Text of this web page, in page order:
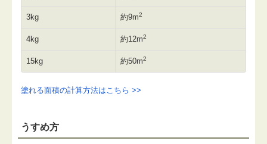
3kg 約9m2
4kg 約12m2
15kg 約50m2
塗れる面積の計算方法はこちら >>
うすめ方